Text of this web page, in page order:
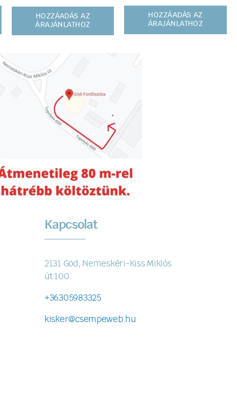
HOZZÁADÁS AZ
ÁRAJÁNLATHOZ
HOZZÁADÁS AZ
ÁRAJÁNLATHOZ
Kapcsolat
2131 Göd, Nemeskéri-Kiss Miklós
út 100.
+36305983325
kisker@csempeweb.hu